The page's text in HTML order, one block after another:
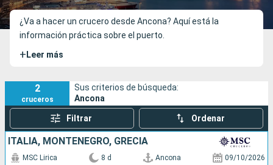
Puertos Compañías
¿Va a hacer un crucero desde Ancona? Aquí está la
información práctica sobre el puerto.
+ Leer más
2
cruceros
Sus criterios de búsqueda:
Ancona
Filtrar Ordenar
ITALIA, MONTENEGRO, GRECIA
MSC Lirica 8 d Ancona 09/10/2026